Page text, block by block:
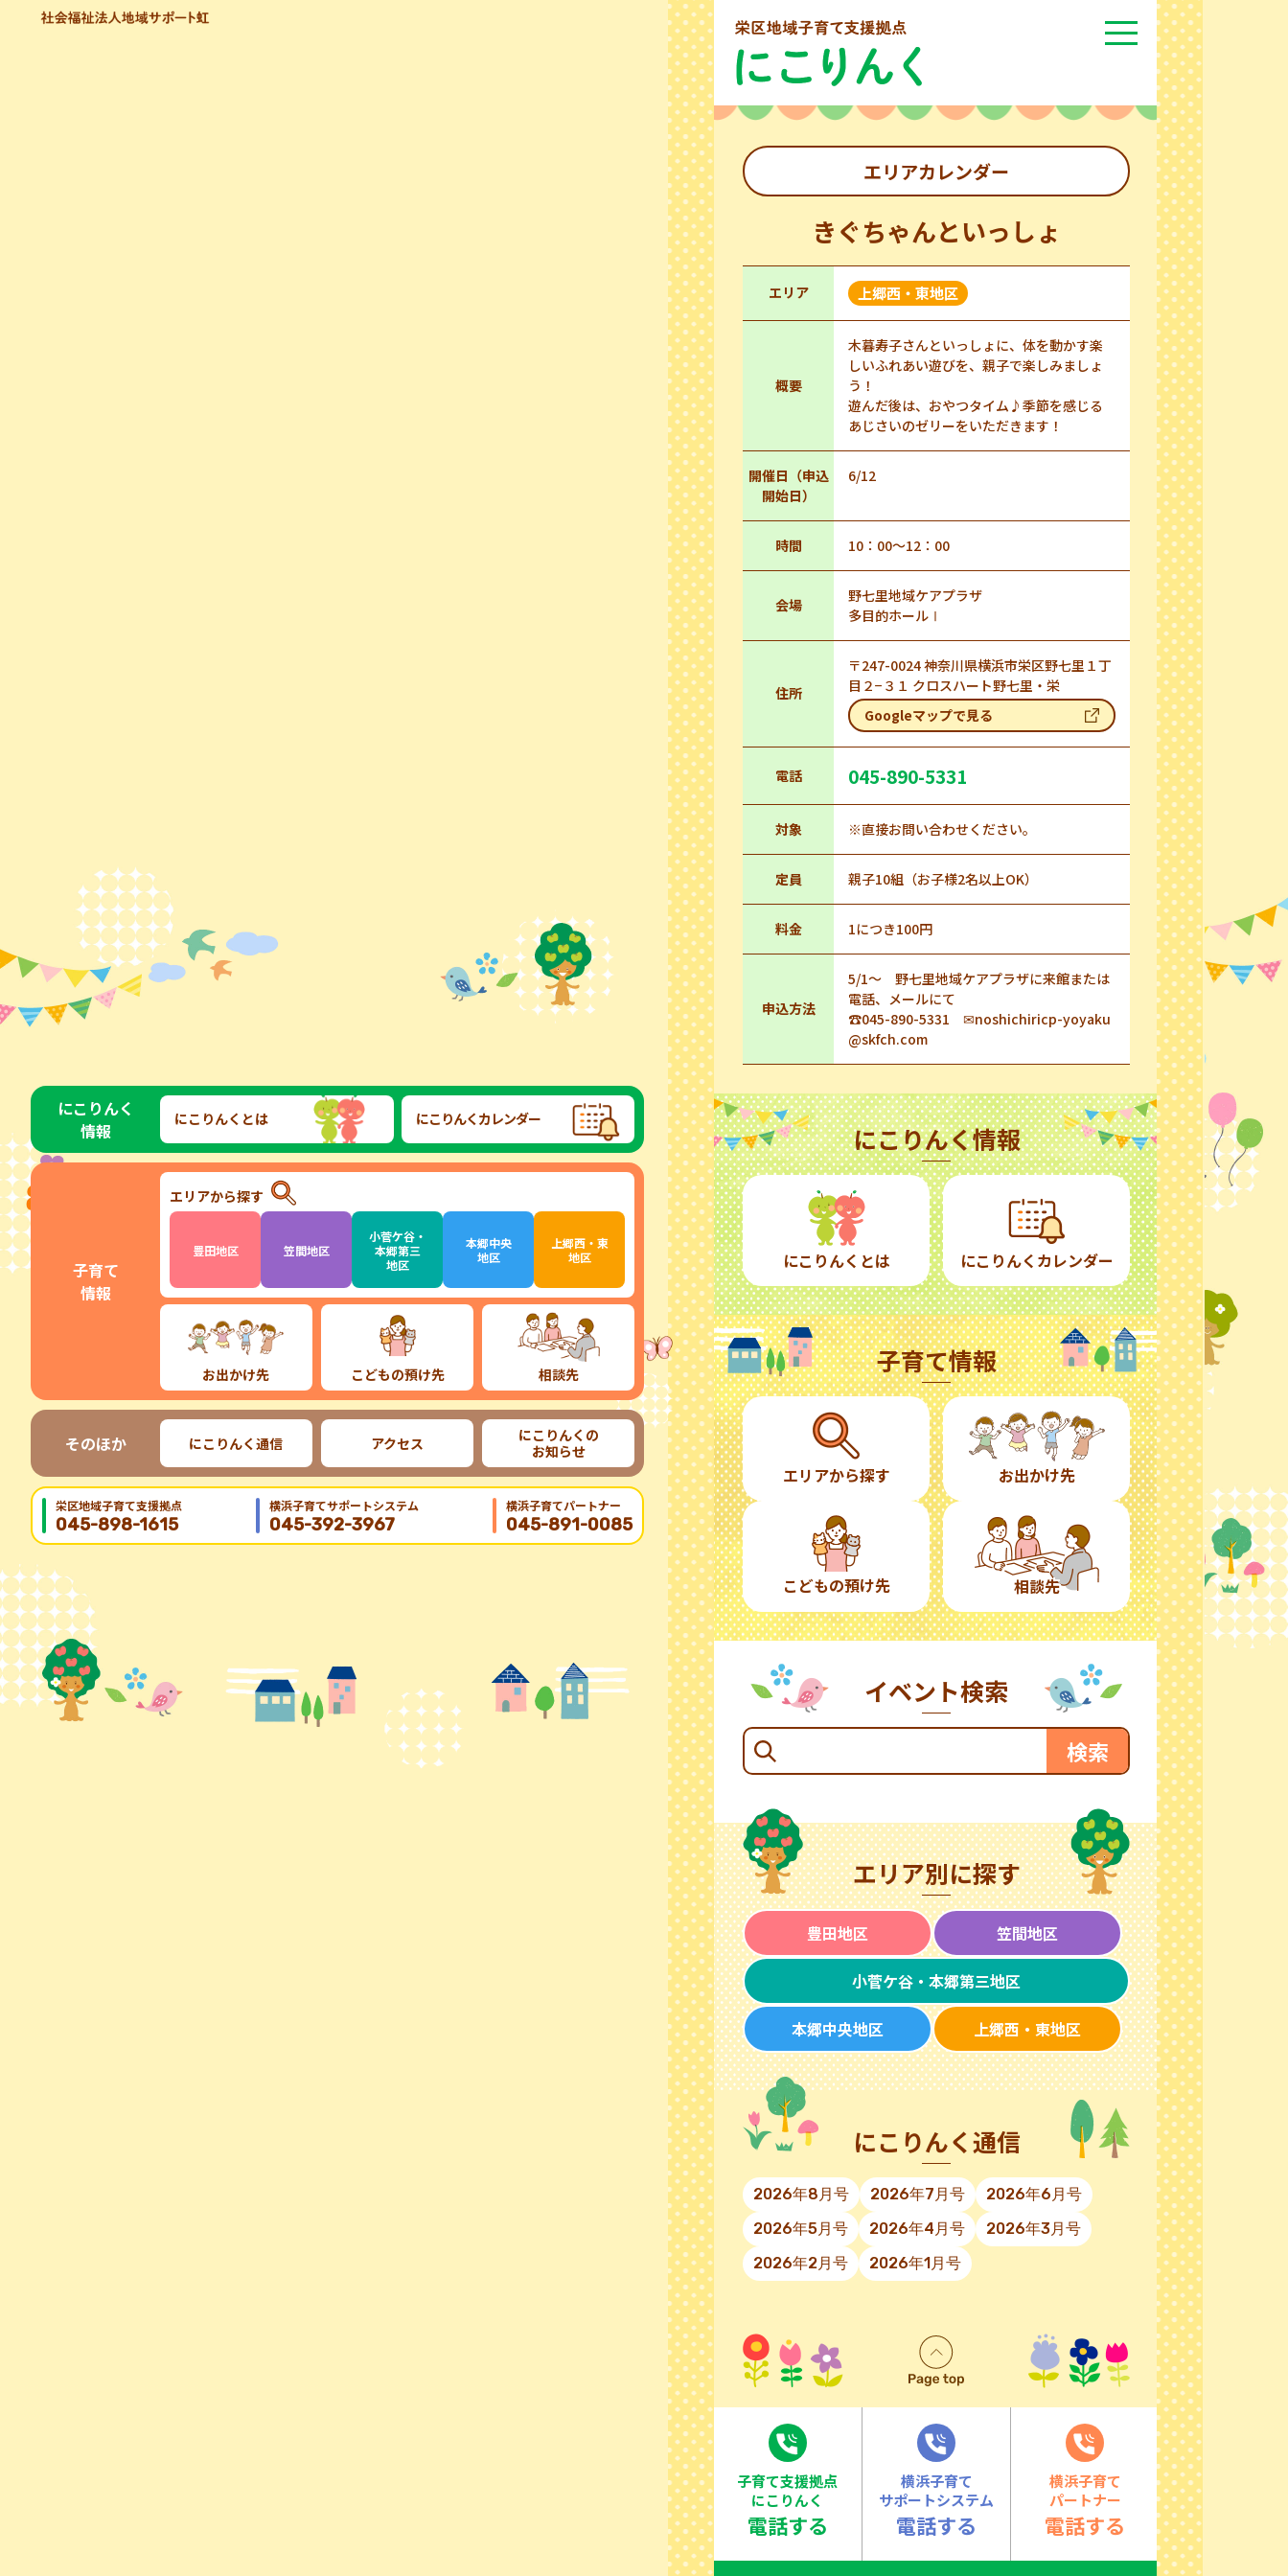
にこりんく
情報
にこりんくとは にこりんくカレンダー
子育て
情報
エリアから探す
豊田地区 笠間地区
小菅ケ谷・
本郷第三
地区
本郷中央
地区
上郷西・東
地区
お出かけ先 こどもの預け先 相談先
そのほか にこりんく通信 アクセス
にこりんくの
お知らせ
栄区地域⼦育て⽀援拠点
045-898-1615
横浜子育てサポートシステム
045-392-3967
横浜子育てパートナー
045-891-0085
エリアカレンダー
きぐちゃんといっしょ
エリア 上郷西・東地区
概要
木暮寿子さんといっしょに、体を動かす楽
しいふれあい遊びを、親子で楽しみましょ
う！
遊んだ後は、おやつタイム♪季節を感じる
あじさいのゼリーをいただきます！
開催日（申込
開始日）
6/12
時間 10：00～12：00
会場
野七里地域ケアプラザ
多目的ホールⅠ
住所
〒247-0024 神奈川県横浜市栄区野七里１丁
目２−３１ クロスハート野七里・栄
Googleマップで見る
電話 045-890-5331
対象 ※直接お問い合わせください。
定員 親子10組（お子様2名以上OK）
料金 1につき100円
申込方法
5/1～ 野七里地域ケアプラザに来館または
電話、メールにて
☎045-890-5331 ✉noshichiricp-yoyaku
@skfch.com
にこりんく情報
にこりんくとは にこりんくカレンダー
子育て情報
エリアから探す お出かけ先
こどもの預け先 相談先
イベント検索
エリア別に探す
豊田地区 笠間地区
小菅ケ谷・本郷第三地区
本郷中央地区 上郷西・東地区
にこりんく通信
2026年8月号 2026年7月号
2026年6月号
2026年5月号
2026年4月号
2026年3月号
2026年2月号
2026年1月号
⼦育て⽀援拠点
にこりんく
電話する
横浜子育て
サポートシステム
電話する
横浜子育て
パートナー
電話する